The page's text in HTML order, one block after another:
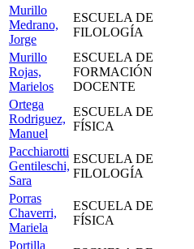
Murillo
Medrano,
Jorge
ESCUELA DE
FILOLOGÍA
Murillo
Rojas,
Marielos
ESCUELA DE
FORMACIÓN
DOCENTE
Ortega
Rodriguez,
Manuel
ESCUELA DE
FÍSICA
Pacchiarotti
Gentileschi,
Sara
ESCUELA DE
FILOLOGÍA
Porras
Chaverri,
Mariela
ESCUELA DE
FÍSICA
Portilla